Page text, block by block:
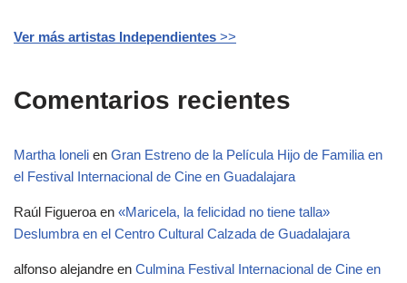
Ver más artistas Independientes >>
Comentarios recientes
Martha loneli en Gran Estreno de la Película Hijo de Familia en
el Festival Internacional de Cine en Guadalajara
Raúl Figueroa en «Maricela, la felicidad no tiene talla»
Deslumbra en el Centro Cultural Calzada de Guadalajara
alfonso alejandre en Culmina Festival Internacional de Cine en